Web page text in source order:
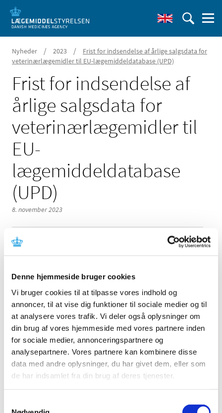
Denne hjemmeside bruger cookies
Vi bruger cookies til at tilpasse vores indhold og
annoncer, til at vise dig funktioner til sociale medier og til
at analysere vores trafik. Vi deler også oplysninger om
din brug af vores hjemmeside med vores partnere inden
for sociale medier, annonceringspartnere og
analysepartnere. Vores partnere kan kombinere disse
data med andre oplysninger, du har givet dem, eller som
de har indsamlet fra din brug af deres tjenester.
Nyheder / 2023 /
Frist for indsendelse af årlige salgsdata for
veterinærlægemidler til EU-lægemiddeldatabase (UPD)
Frist for indsendelse af
årlige salgsdata for
veterinærlægemidler til
EU-
lægemiddeldatabase
(UPD)
8. november 2023
alle indehavere af markedsføringstilladelser til
veterinære lægemidler registrere den årlige
salgsmængde for hvert af sine veterinærlægemidler i
lægemiddeldatabasen (UPD).
Fristen for registrering af data for 2022 var 30. juni
2023. Indehavere af markedsføringstilladelser til
veterinære lægemidler kan forsat indsende data og
anmodes om at foretage registreringen uden
yderligere forsinkelse.
er slutningen af februar 2024 og vil forblive den